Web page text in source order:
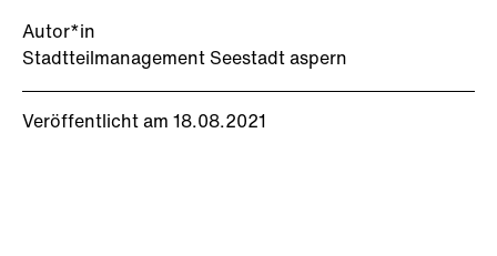
Autor*in
Stadtteilmanagement Seestadt aspern
Veröffentlicht am 18.08.2021